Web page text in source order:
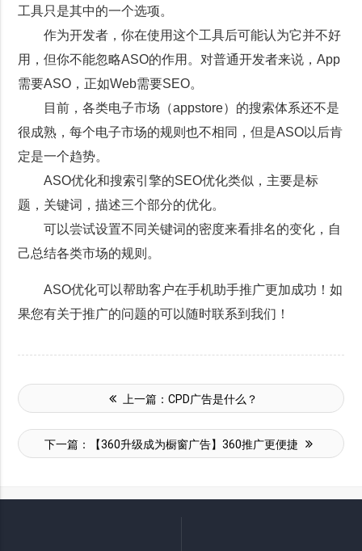
工具只是其中的一个选项。
作为开发者，你在使用这个工具后可能认为它并不好
用，但你不能忽略ASO的作用。对普通开发者来说，App
需要ASO，正如Web需要SEO。
目前，各类电子市场（appstore）的搜索体系还不是
很成熟，每个电子市场的规则也不相同，但是ASO以后肯
定是一个趋势。
ASO优化和搜索引擎的SEO优化类似， 主要是标
题，关键词，描述三个部分的优化。
可以尝试设置不同关键词的密度来看排名的变化，自
己总结各类市场的规则。
ASO优化可以帮助客户在手机助手推广更加成功！如
果您有关于推广的问题的可以随时联系到我们！
上一篇：CPD广告是什么？
下一篇： 【360升级成为橱窗广告】360推广更便捷